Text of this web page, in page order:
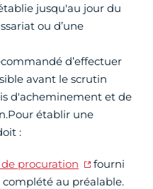
jusqu'au jour du
ou d’une
d’effectuer
avant le scrutin
d'acheminement et de
établir une
:
procuration
fourni
au préalable.